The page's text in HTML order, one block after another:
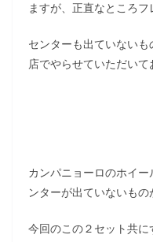
ますが、正直なところフ
センターも出ていない
店でやらせていただいて
カンパニョーロのホイ
ンターが出ていないもの
今回のこの２セット共に